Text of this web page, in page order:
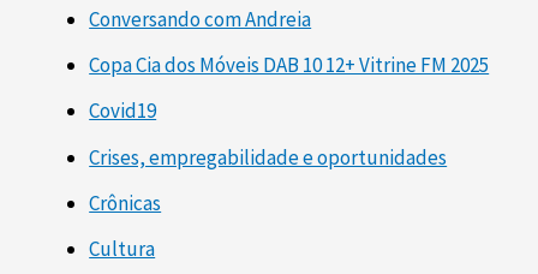
Conversando com Andreia
Copa Cia dos Móveis DAB 10 12+ Vitrine FM 2025
Covid19
Crises, empregabilidade e oportunidades
Crônicas
Cultura